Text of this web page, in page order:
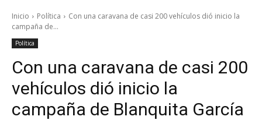
Inicio Política
Con una caravana de casi 200 vehículos dió inicio la
campaña de...
Política
Con una caravana de casi 200
vehículos dió inicio la
campaña de Blanquita García